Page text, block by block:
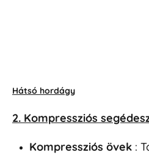
Hátsó hordágy
2. Kompressziós
Kompressziós övek: